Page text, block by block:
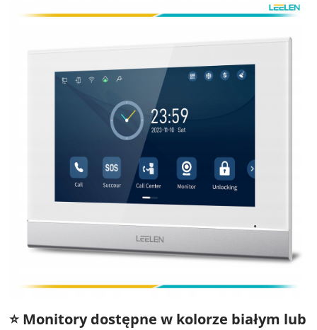
⭐️ Monitory dostępne w kolorze białym lub